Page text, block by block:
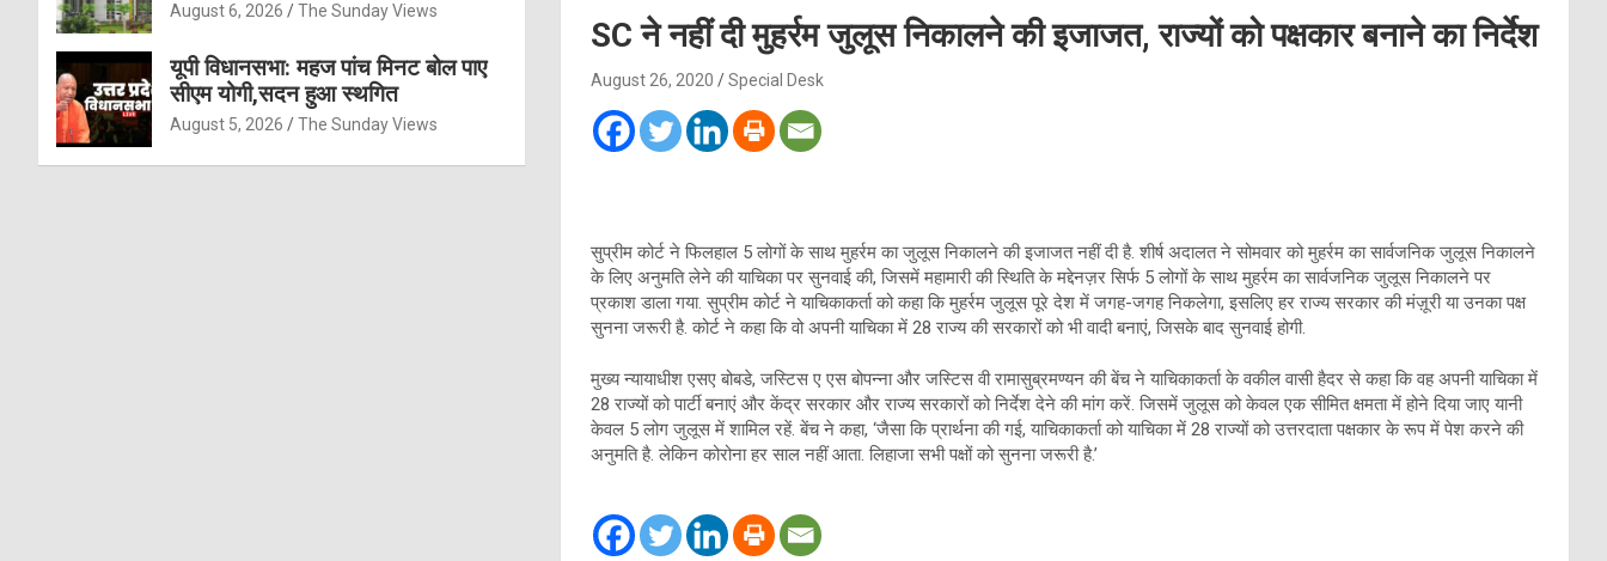
SC ने नहीं दी मुहर्रम जुलूस निकालने की इजाजत, राज्यों को पक्षकार बनाने का निर्देश
August 26, 2020 Special Desk
सुप्रीम कोर्ट ने फिलहाल 5 लोगों के साथ मुहर्रम का जुलूस निकालने की इजाजत नहीं दी है. शीर्ष अदालत ने सोमवार को मुहर्रम का सार्वजनिक जुलूस निकालने
के लिए अनुमति लेने की याचिका पर सुनवाई की, जिसमें महामारी की स्थिति के मद्देनज़र सिर्फ 5 लोगों के साथ मुहर्रम का सार्वजनिक जुलूस निकालने पर
प्रकाश डाला गया. सुप्रीम कोर्ट ने याचिकाकर्ता को कहा कि मुहर्रम जुलूस पूरे देश में जगह-जगह निकलेगा, इसलिए हर राज्य सरकार की मंज़ूरी या उनका पक्ष
सुनना जरूरी है. कोर्ट ने कहा कि वो अपनी याचिका में 28 राज्य की सरकारों को भी वादी बनाएं, जिसके बाद सुनवाई होगी.
मुख्य न्यायाधीश एसए बोबडे, जस्टिस ए एस बोपन्ना और जस्टिस वी रामासुब्रमण्यन की बेंच ने याचिकाकर्ता के वकील वासी हैदर से कहा कि वह अपनी याचिका में
28 राज्यों को पार्टी बनाएं और केंद्र सरकार और राज्य सरकारों को निर्देश देने की मांग करें. जिसमें जुलूस को केवल एक सीमित क्षमता में होने दिया जाए यानी
केवल 5 लोग जुलूस में शामिल रहें. बेंच ने कहा, ‘जैसा कि प्रार्थना की गई, याचिकाकर्ता को याचिका में 28 राज्यों को उत्तरदाता पक्षकार के रूप में पेश करने की
अनुमति है. लेकिन कोरोना हर साल नहीं आता. लिहाजा सभी पक्षों को सुनना जरूरी है.’
August 6, 2026 The Sunday Views
यूपी विधानसभा: महज पांच मिनट बोल पाए
सीएम योगी,सदन हुआ स्थगित
August 5, 2026 The Sunday Views